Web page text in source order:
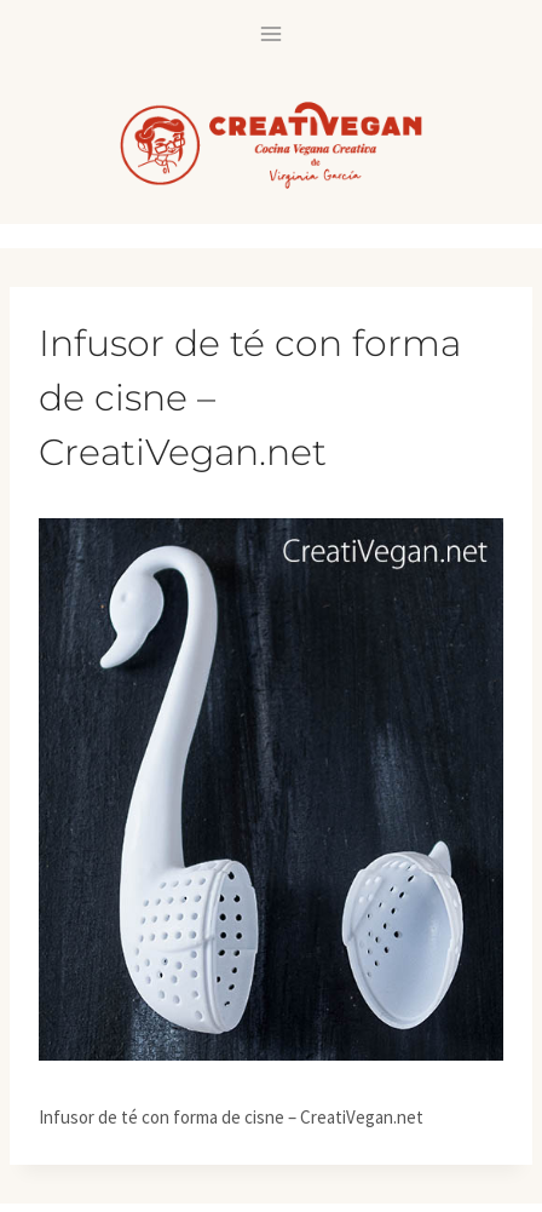
Infusor de té con forma
de cisne –
CreatiVegan.net
Infusor de té con forma de cisne – CreatiVegan.net